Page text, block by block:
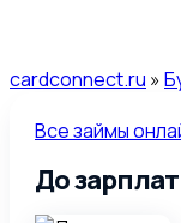
cardconnect.ru »
Все займы
До